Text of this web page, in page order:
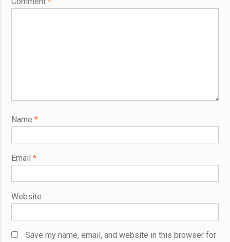
Name *
Email *
Website
Save my name, email, and website in this browser for